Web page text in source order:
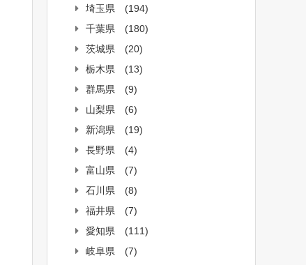
埼玉県
(194)
千葉県
(180)
茨城県
(20)
栃木県
(13)
群馬県
(9)
山梨県
(6)
新潟県
(19)
長野県
(4)
富山県
(7)
石川県
(8)
福井県
(7)
愛知県
(111)
岐阜県
(7)